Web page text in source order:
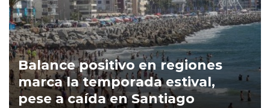
Balance positivo en regiones
marca la temporada estival,
pese a caída en Santiago